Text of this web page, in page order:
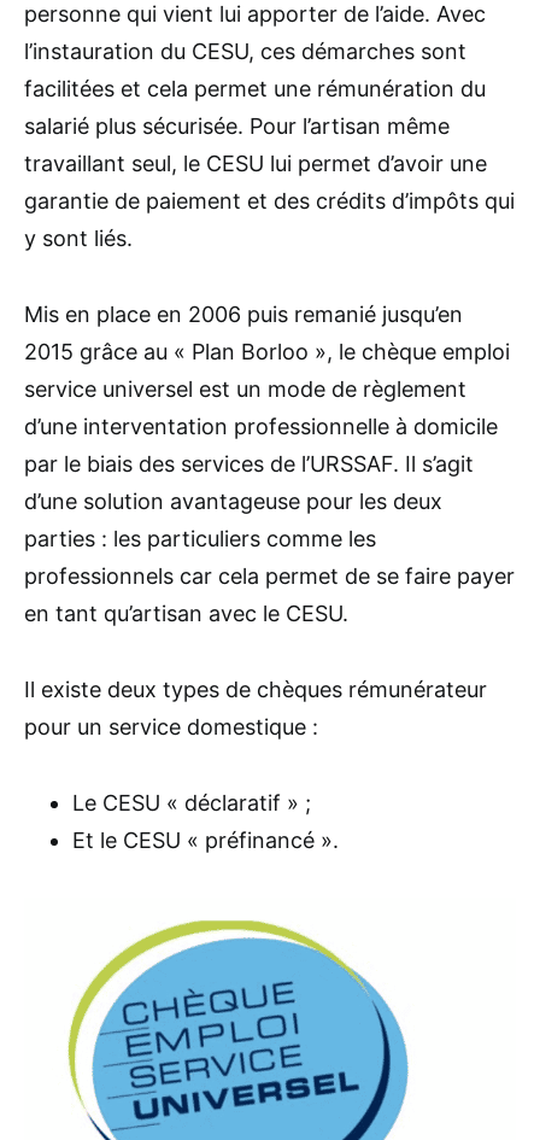
personne qui vient lui apporter de l’aide. Avec
l’instauration du CESU, ces démarches sont
facilitées et cela permet une rémunération du
salarié plus sécurisée. Pour l’artisan même
travaillant seul, le CESU lui permet d’avoir une
garantie de paiement et des crédits d’impôts qui
y sont liés.
Mis en place en 2006 puis remanié jusqu’en
2015 grâce au « Plan Borloo », le chèque emploi
service universel est un mode de règlement
d’une interventation professionnelle à domicile
par le biais des services de l’URSSAF. Il s’agit
d’une solution avantageuse pour les deux
parties : les particuliers comme les
professionnels car cela permet de se faire payer
en tant qu’artisan avec le CESU.
Il existe deux types de chèques rémunérateur
pour un service domestique :
Le CESU « déclaratif » ;
Et le CESU « préfinancé ».